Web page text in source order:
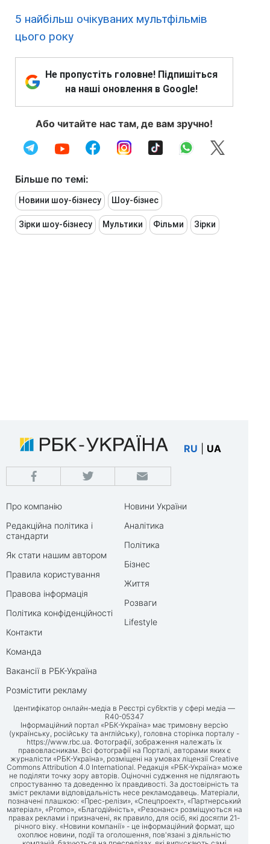
5 найбільш очікуваних мультфільмів
цього року
Не пропустіть головне! Підпишіться
на наші оновлення в Google!
Або читайте нас там, де вам зручно!
Більше по темі:
Новини шоу-бізнесу Шоу-бізнес
Зірки шоу-бізнесу Мультики Фільми Зірки
RU UA
Про компанію
Редакційна політика і
стандарти
Як стати нашим автором
Правила користування
Правова інформація
Політика конфіденційності
Контакти
Команда
Вакансії в РБК-Україна
Розмістити рекламу
Новини України
Аналітика
Політика
Бізнес
Життя
Розваги
Lifestyle
Ідентифікатор онлайн-медіа в Реєстрі суб’єктів у сфері медіа —
R40-05347
Інформаційний портал «РБК-Україна» має тримовну версію
(українську, російську та англійську), головна сторінка порталу -
https://www.rbc.ua . Фотографії, зображення належать їх
правовласникам. Всі фотографії на Порталі, авторами яких є
журналісти «РБК-Україна», розміщені на умовах ліцензії Creative
Commons Attribution 4.0 International. Редакція «РБК-Україна» може
не поділяти точку зору авторів. Оціночні судження не підлягають
спростуванню та доведенню їх правдивості. За достовірність та
зміст реклами відповідальність несе рекламодавець. Матеріали,
позначені плашкою: «Прес-релізи», «Спецпроект», «Партнерський
матеріал», «Promo», «Благодійність», «Резонанс» розміщуються на
правах реклами і призначені, як правило, для осіб, які досягли 21-
річного віку. «Новини компанії» - це інформаційний формат, що
охоплює новини, події та оголошення, пов'язані з діяльністю